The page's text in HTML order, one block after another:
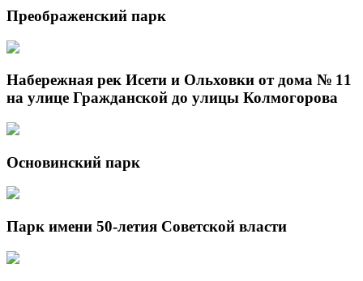
Преображенский парк
Набережная рек Исети и Ольховки от дома № 11
на улице Гражданской до улицы Колмогорова
Основинский парк
Парк имени 50-летия Советской власти